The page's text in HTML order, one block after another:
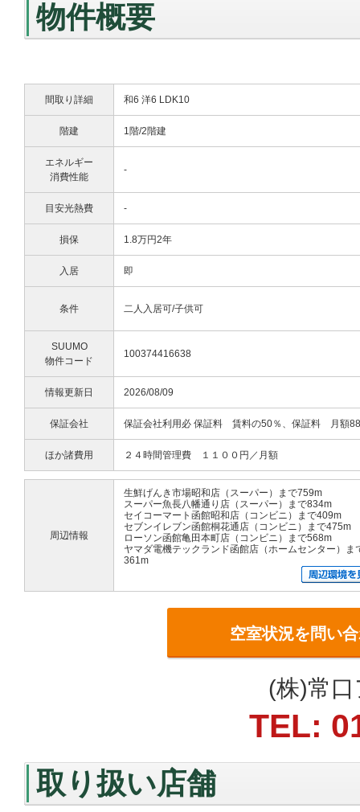
物件概要
間取り詳細 和6 洋6 LDK10
階建 1階/2階建
エネルギー
消費性能
-
目安光熱費 -
損保 1.8万円2年
入居 即
条件 二人入居可/子供可
SUUMO
物件コード
100374416638
情報更新日 2026/08/09
保証会社 保証会社利用必 保証料 賃料の50％、保証料 月額
ほか諸費用 ２４時間管理費 １１００円／月額
周辺情報
生鮮げんき市場昭和店（スーパー）まで759m
スーパー魚長八幡通り店（スーパー）まで834m
セイコーマート函館昭和店（コンビニ）まで409m
セブンイレブン函館桐花通店（コンビニ）まで475m
ローソン函館亀田本町店（コンビニ）まで568m
ヤマダ電機テックランド函館店（ホームセンター）ま
361m
空室状況を問い
(株)常
TEL:
取り扱い店舗